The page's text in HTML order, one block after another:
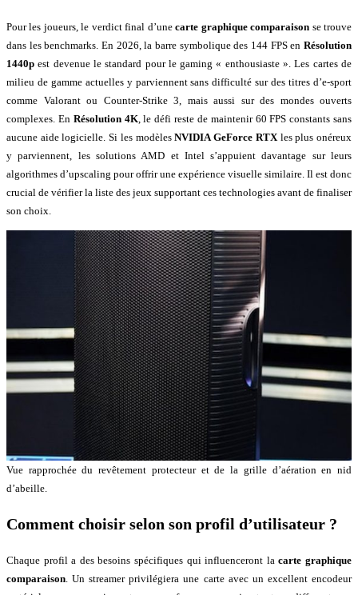
Pour les joueurs, le verdict final d’unecarte graphique comparaison se trouve
dans les benchmarks. En 2026, la barre symbolique des 144 FPS en Résolution
1440p est devenue le standard pour le gaming « enthousiaste ». Les cartes de
milieu de gamme actuelles y parviennent sans difficulté sur des titres d’e-sport
comme Valorant ou Counter-Strike 3, mais aussi sur des mondes ouverts
complexes. En Résolution 4K, le défi reste de maintenir 60 FPS constants sans
aucune aide logicielle. Si les modèlesNVIDIA GeForce RTXles plus onéreux
y parviennent, les solutions AMD et Intel s’appuient davantage sur leurs
algorithmes d’upscaling pour offrir une expérience visuelle similaire. Il est donc
crucial de vérifier la liste des jeux supportant ces technologies avant de finaliser
son choix.
Vue rapprochée du revêtement protecteur et de la grille d’aération en nid
d’abeille.
Comment choisir selon son profil d’utilisateur ?
Chaque profil a des besoins spécifiques qui influenceront lacarte graphique
comparaison. Un streamer privilégiera une carte avec un excellent encodeur